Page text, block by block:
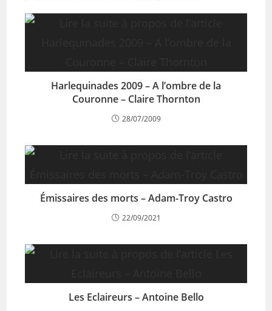
Harlequinades 2009 – A l’ombre de la
Couronne – Claire Thornton
28/07/2009
Émissaires des morts – Adam-Troy Castro
22/09/2021
Les Eclaireurs – Antoine Bello